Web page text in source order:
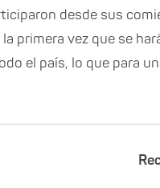
desde sus
primera vez que se
el país, lo que para